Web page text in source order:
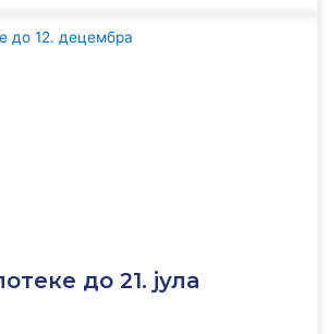
до 21. јула